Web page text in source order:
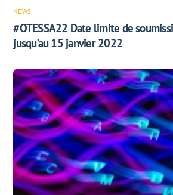
NEWS
#OTESSA22 Date limite de
jusqu’au 15 janvier 2022